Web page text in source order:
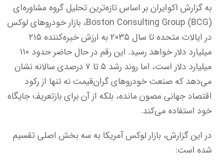
به گزارش اکوایران بر اساس تازه‌ترین تحلیل گروه مشاوره‌ای
Boston Consulting Group (BCG)، بازار خودروهای لوکس
در ایالات متحده تا سال ۲۰۳۵ به ارزش خیره‌کننده ۲۱۵
میلیارد دلار خواهد رسید. این رقم در حال حاضر حدود ۱۱۰
میلیارد دلار است، اما روند رشد ۵ تا ۷ درصدی سالانه نشان
می‌دهد که صنعت خودروهای گران‌قیمت نه تنها از رکود
اقتصاد جهانی مصون مانده، بلکه از آن برای بازتعریف جایگاه
خود استفاده می‌کند.
در این گزارش، بازار لوکس آمریکا به سه بخش اصلی تقسیم
شده است: